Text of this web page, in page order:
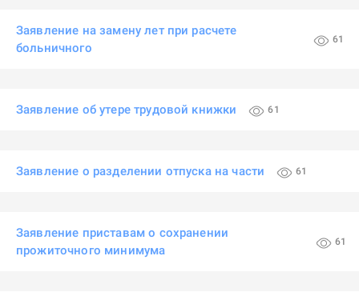
Заявление на замену лет при расчете
больничного
61
Заявление об утере трудовой книжки 61
Заявление о разделении отпуска на части 61
Заявление приставам о сохранении
прожиточного минимума
61